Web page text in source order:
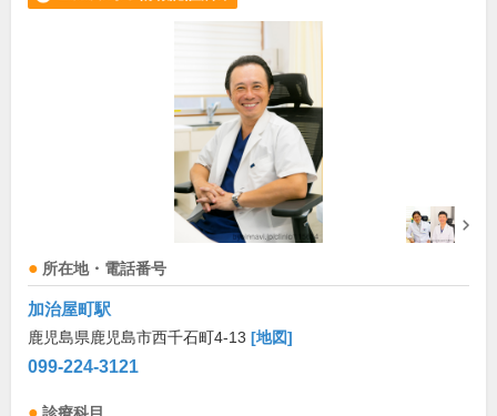
所在地・電話番号
加治屋町駅
鹿児島県鹿児島市西千石町4-13 [地図]
099-224-3121